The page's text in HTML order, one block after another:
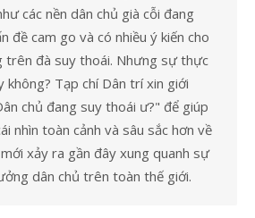
các nền dân chủ già cỗi đang
đề cam go và có nhiều ý kiến cho
trên đà suy thoái. Nhưng sự thực
Tạp chí Dân trí xin giới
chủ đang suy thoái ư?" để giúp
nhìn toàn cảnh và sâu sắc hơn về
xảy ra gần đây xung quanh sự
dân chủ trên toàn thế giới.